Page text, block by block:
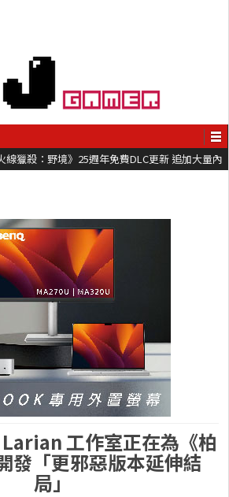
線獵殺：野境》25週年免費DLC更新 追加大量內
超平價折扣
Larian 工作室正在為《柏
發「更邪惡版本延伸結
局」